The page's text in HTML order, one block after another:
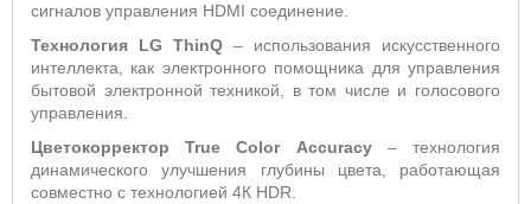
сигналов управления HDMI соединение.
Технология LG ThinQ – использования искусственного
интеллекта, как электронного помощника для управления
бытовой электронной техникой, в том числе и голосового
управления.
ЦветокорректорTrue Color Accuracy– технология
динамического улучшения глубины цвета, работающая
совместно с технологией 4К HDR.